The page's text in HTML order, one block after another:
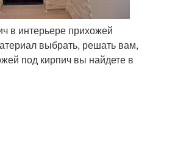
в интерьере прихожей
выбрать, решать вам,
под кирпич вы найдете в